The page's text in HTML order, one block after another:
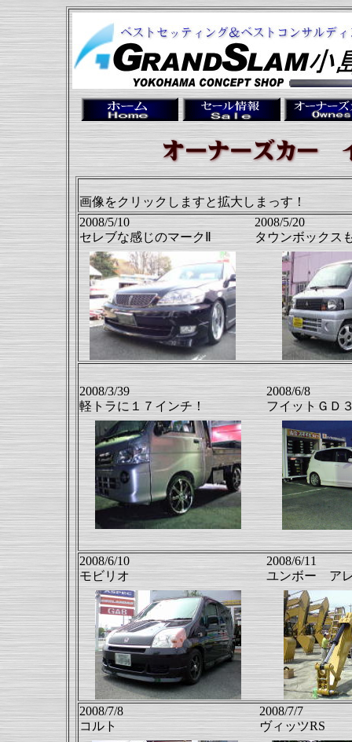
画像をクリックしますと拡大しまっす！
2008/5/10
セレブな感じのマークⅡ
2008/5/20
タウンボックス
2008/3/39
軽トラに１７インチ！
2008/6/8
フイットＧＤ
2008/6/10
モビリオ
2008/6/11
ユンボー ア
2008/7/8
コルト
2008/7/7
ヴィッツRS